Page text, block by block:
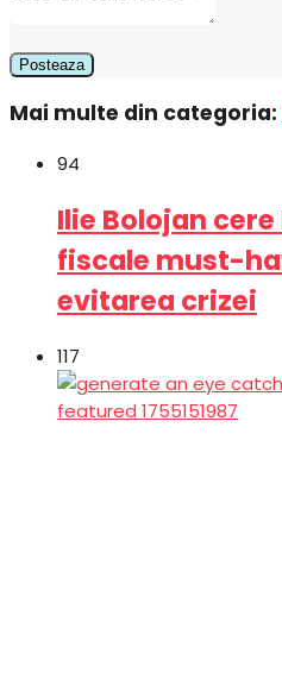
Mai multe din categoria:
94
Ilie Bolojan cere
fiscale must-
evitarea crizei
117